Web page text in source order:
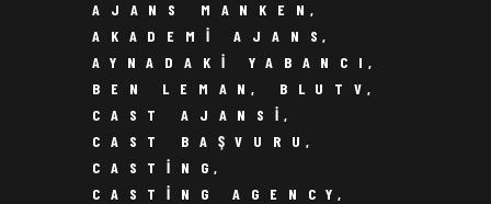
AJANS MANKEN,
AKADEMI AJANS,
AYNADAKI YABANCI,
BEN LEMAN, BLUTV,
CAST AJANSI,
CAST BAŞVURU,
CASTING,
CASTING AGENCY,